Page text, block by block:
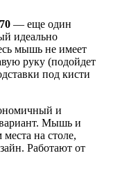
— еще один
идеально
мышь не имеет
руку (подойдет
под кисти
и
Мышь и
на столе,
Работают от